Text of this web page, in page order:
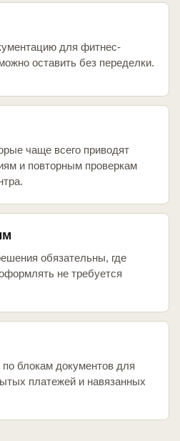
для фитнес-
оставить без переделки.
чаще всего приводят
и повторным проверкам
обязательны, где
не требуется
блокам документов для
платежей и навязанных